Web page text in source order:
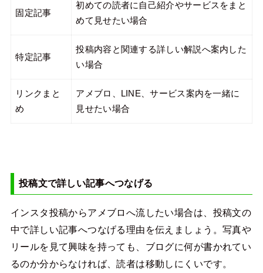
固定記事
初めての読者に自己紹介やサービスをまと
めて見せたい場合
特定記事
投稿内容と関連する詳しい解説へ案内した
い場合
リンクまと
め
アメブロ、LINE、サービス案内を一緒に
見せたい場合
投稿文で詳しい記事へつなげる
インスタ投稿からアメブロへ流したい場合は、投稿文の
中で詳しい記事へつなげる理由を伝えましょう。写真や
リールを見て興味を持っても、ブログに何が書かれてい
るのか分からなければ、読者は移動しにくいです。